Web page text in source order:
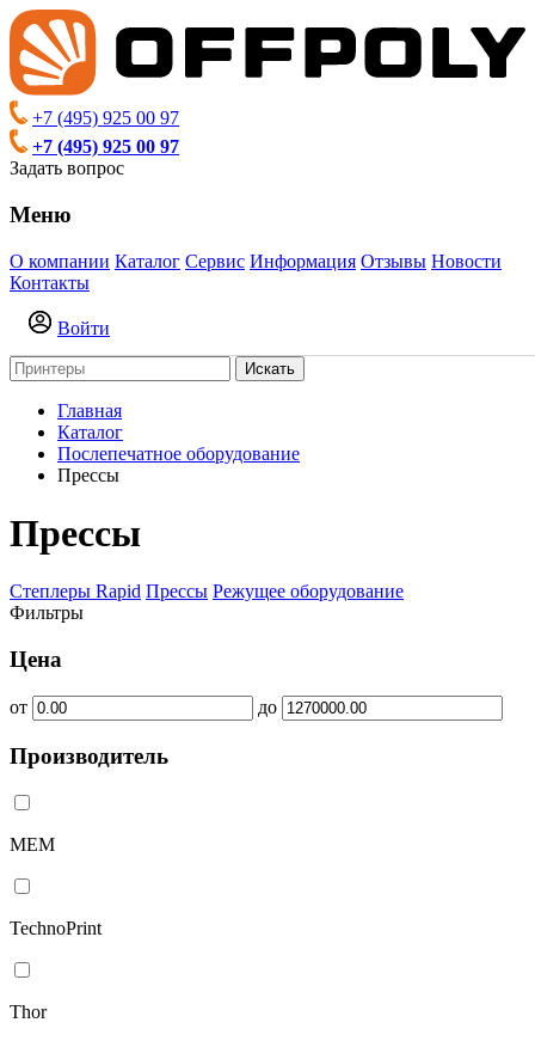
+7 (495) 925 00 97
+7 (495) 925 00 97
Задать вопрос
Меню
О компании Каталог Сервис Информация Отзывы Новости
Контакты
Войти
Искать
Главная
Каталог
Послепечатное оборудование
Прессы
Прессы
Степлеры Rapid Прессы Режущее оборудование
Фильтры
Цена
от до
Производитель
MEM
TechnoPrint
Thor